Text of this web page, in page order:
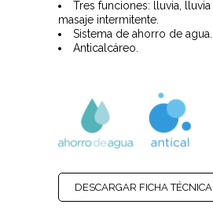
Tres funciones: lluvia,
masaje intermitente.
Sistema de ahorro de agua.
Anticalcáreo.
DESCARGAR FICHA TÉCNICA